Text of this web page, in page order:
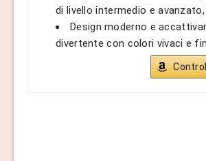
di livello intermedio e avanzato,
Design moderno e
divertente con colori vivaci e